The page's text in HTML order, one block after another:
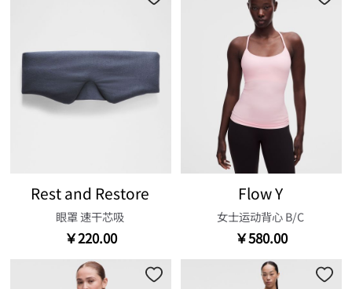
Rest and Restore
眼罩 速干芯吸
￥220.00
Flow Y
女士运动背心 B/C
￥580.00